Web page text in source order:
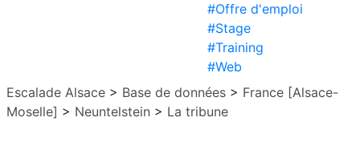
#Offre d'emploi
#Stage
#Training
#Web
Escalade Alsace > Base de données > France [Alsace-
Moselle] > Neuntelstein > La tribune